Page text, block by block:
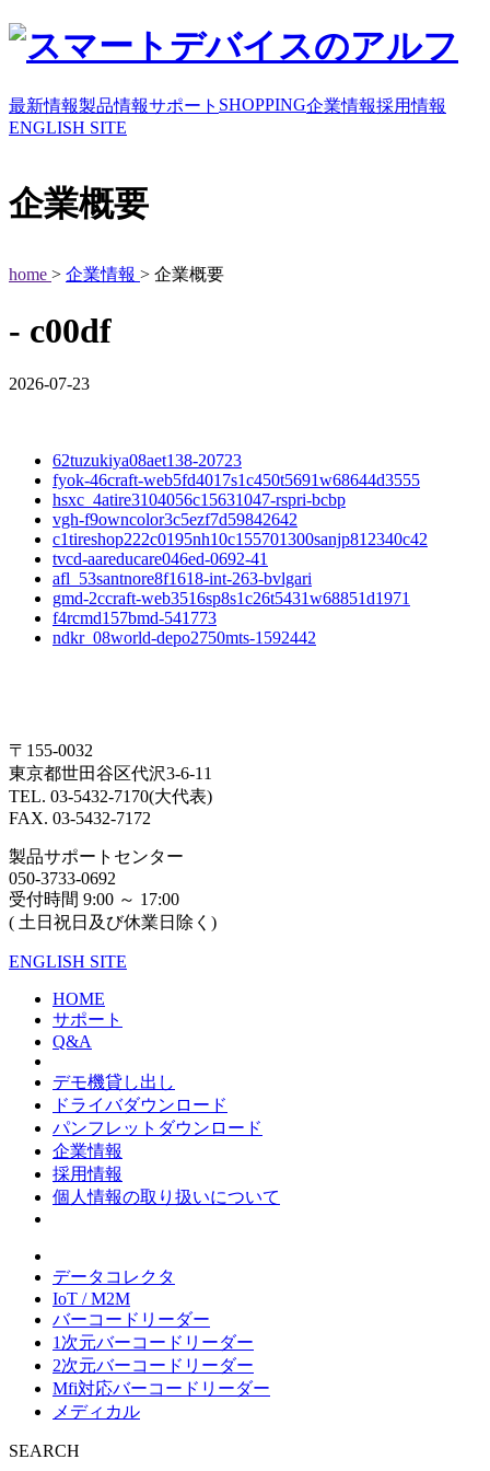
最新情報製品情報サポート SHOPPING企業情報採用情報
ENGLISH SITE
企業概要
home > 企業情報 > 企業概要
- c00df
2026-07-23
62tuzukiya08aet138-20723
fyok-46craft-web5fd4017s1c450t5691w68644d3555
hsxc_4atire3104056c15631047-rspri-bcbp
vgh-f9owncolor3c5ezf7d59842642
c1tireshop222c0195nh10c155701300sanjp812340c42
tvcd-aareducare046ed-0692-41
afl_53santnore8f1618-int-263-bvlgari
gmd-2ccraft-web3516sp8s1c26t5431w68851d1971
f4rcmd157bmd-541773
ndkr_08world-depo2750mts-1592442
〒155-0032
東京都世田谷区代沢3-6-11
TEL. 03-5432-7170(大代表)
FAX. 03-5432-7172
製品サポートセンター
050-3733-0692
受付時間 9:00 ～ 17:00
( 土日祝日及び休業日除く)
ENGLISH SITE
HOME
サポート
Q&A
デモ機貸し出し
ドライバダウンロード
パンフレットダウンロード
企業情報
採用情報
個人情報の取り扱いについて
データコレクタ
IoT / M2M
バーコードリーダー
1次元バーコードリーダー
2次元バーコードリーダー
Mfi対応バーコードリーダー
メディカル
SEARCH